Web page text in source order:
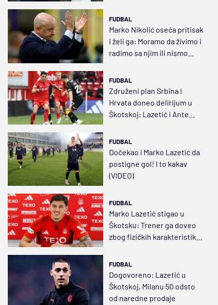
FUDBAL
Marko Nikolić oseća pritisak
i želi ga: Moramo da živimo i
radimo sa njim ili nismo
FUDBAL
Združeni plan Srbina i
Hrvata doneo delirijum u
Škotskoj: Lazetić i Ante
FUDBAL
Dočekao i Marko Lazetić da
postigne gol! I to kakav
(VIDEO)
FUDBAL
Marko Lazetić stigao u
Škotsku: Trener ga doveo
zbog fizičkih karakteristika i
FUDBAL
Dogovoreno: Lazetić u
Škotskoj, Milanu 50 odsto
od naredne prodaje